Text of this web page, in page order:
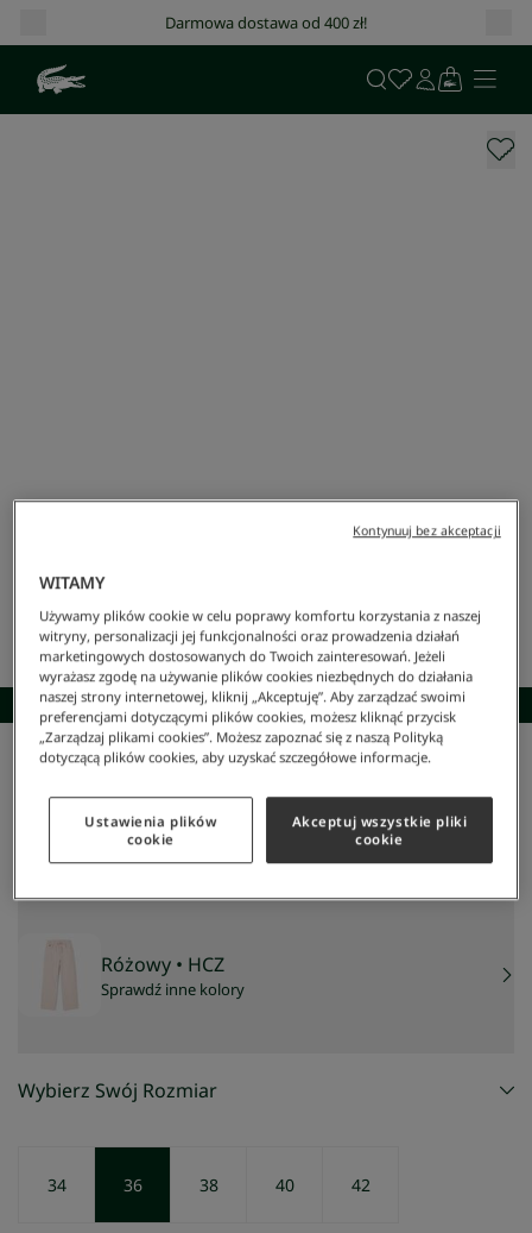
Darmowa dostawa od 400 zł!
SKOMPLETUJ STYLIZACJĘ
Lacoste Kobieta Jeansy Z Denimu O Szerokim Kroju
Jeansy z denimu o szerokim kroju
NAJNIŻSZA CENA Z 30 DNI:
CENA REGULARNA: 729 zł -30%
Różowy • HCZ
Sprawdź inne kolory
Wybierz Swój Rozmiar
34 36 38 40 42
WITAMY
Używamy plików cookie w celu poprawy komfortu korzystania z naszej
witryny, personalizacji jej funkcjonalności oraz prowadzenia działań
marketingowych dostosowanych do Twoich zainteresowań. Jeżeli
wyrażasz zgodę na używanie plików cookies niezbędnych do działania
naszej strony internetowej, kliknij „Akceptuję”. Aby zarządzać swoimi
preferencjami dotyczącymi plików cookies, możesz kliknąć przycisk
„Zarządzaj plikami cookies”. Możesz zapoznać się z naszą Polityką
dotyczącą plików cookies, aby uzyskać szczegółowe informacje.
Ustawienia plików
cookie
Akceptuj wszystkie pliki
cookie
Kontynuuj bez akceptacji